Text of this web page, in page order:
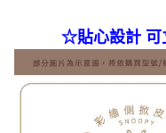
☆貼心設計 可